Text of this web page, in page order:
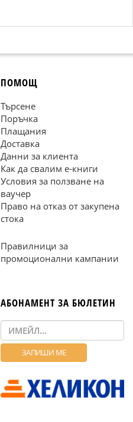
ПОМОЩ
Търсене
Поръчка
Плащания
Доставка
Данни за клиента
Как да свалим е-книги
Условия за ползване на
ваучер
Право на отказ от закупена
стока
Правилници за
промоционални кампании
АБОНАМЕНТ ЗА БЮЛЕТИН